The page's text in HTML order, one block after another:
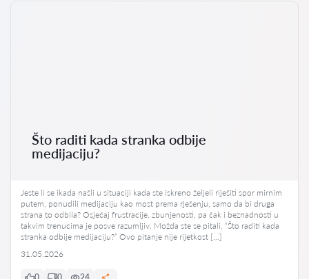
Što raditi kada stranka odbije
medijaciju?
Jeste li se ikada našli u situaciji kada ste iskreno željeli riješiti spor mirnim
putem, ponudili medijaciju kao most prema rješenju, samo da bi druga
strana to odbila? Osjećaj frustracije, zbunjenosti, pa čak i beznadnosti u
takvim trenucima je posve razumljiv. Možda ste se pitali, “Što raditi kada
stranka odbije medijaciju?” Ovo pitanje nije rijetkost […]
31.05.2026